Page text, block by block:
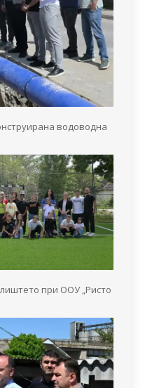
водоводна
при ООУ „Ристо